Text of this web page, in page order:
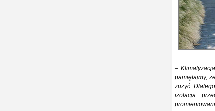
–
pamiętajmy,
zużyć.
izolacja